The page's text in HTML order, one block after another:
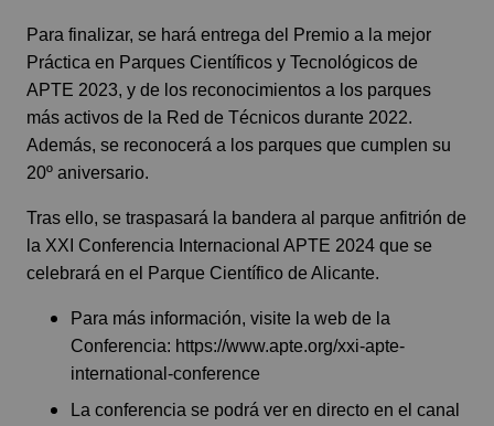
Para finalizar, se hará entrega del Premio a la mejor
Práctica en Parques Científicos y Tecnológicos de
APTE 2023, y de los reconocimientos a los parques
más activos de la Red de Técnicos durante 2022.
Además, se reconocerá a los parques que cumplen su
20º aniversario.
Tras ello, se traspasará la bandera al parque anfitrión de
la XXI Conferencia Internacional APTE 2024 que se
celebrará en el Parque Científico de Alicante.
Para más información, visite la web de la
Conferencia: https://www.apte.org/xxi-apte-
international-conference
La conferencia se podrá ver en directo en el canal